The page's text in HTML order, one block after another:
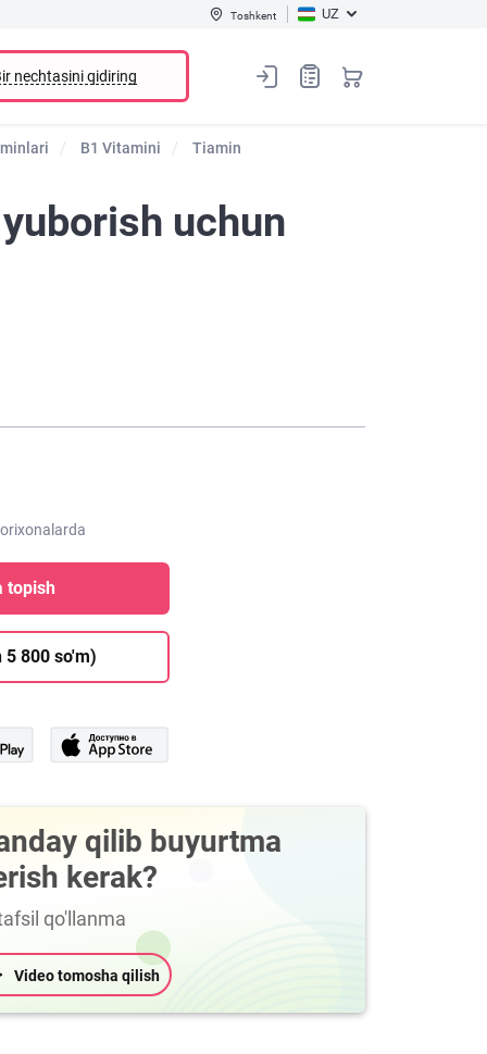
Toshkent UZ
nechtasini qidiring
B1 Vitamini Tiamin
uchun
topish
800 so'm)
qilib buyurtma
kerak?
qo'llanma
Video tomosha qilish